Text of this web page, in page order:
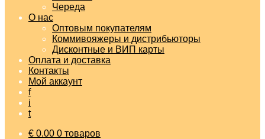
Череда
О нас
Оптовым покупателям
Коммивояжеры и дистрибьюторы
Дисконтные и ВИП карты
Оплата и доставка
Контакты
Мой аккаунт
f
i
t
€ 0.00 0 товаров